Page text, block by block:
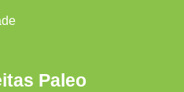
Paleo